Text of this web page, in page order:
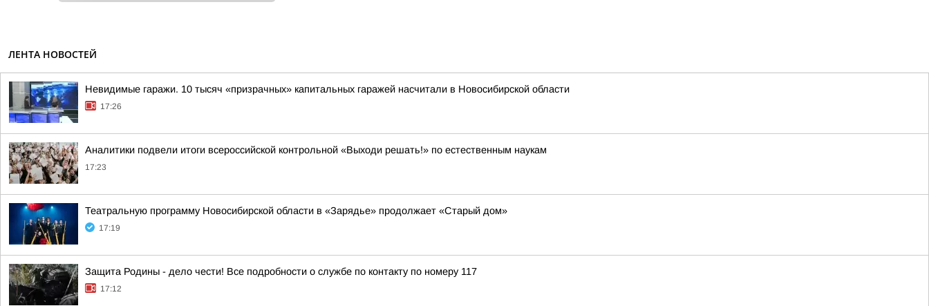
ЛЕНТА НОВОСТЕЙ
Невидимые гаражи. 10 тысяч «призрачных» капитальных гаражей насчитали в Новосибирской области
17:26
Аналитики подвели итоги всероссийской контрольной «Выходи решать!» по естественным наукам
17:23
Театральную программу Новосибирской области в «Зарядье» продолжает «Старый дом»
17:19
Защита Родины - дело чести! Все подробности о службе по контакту по номеру 117
17:12